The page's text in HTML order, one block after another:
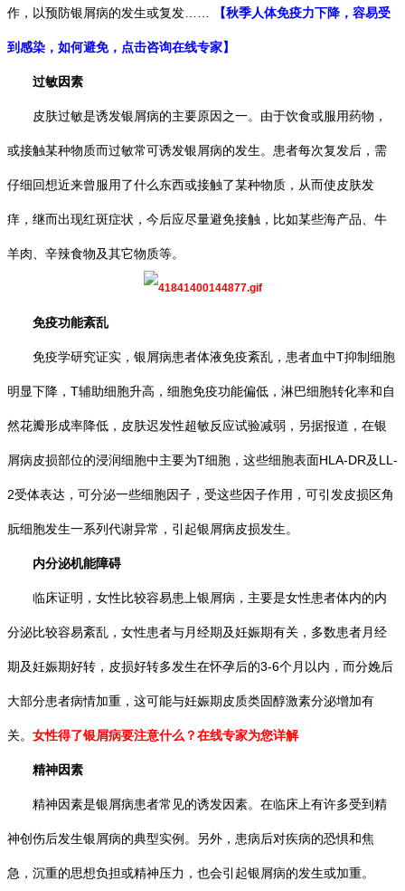
作，以预防银屑病的发生或复发…… 【秋季人体免疫力下降，容易受
到感染，如何避免，点击咨询在线专家】
过敏因素
皮肤过敏是诱发银屑病的主要原因之一。由于饮食或服用药物，
或接触某种物质而过敏常可诱发银屑病的发生。患者每次复发后，需
仔细回想近来曾服用了什么东西或接触了某种物质，从而使皮肤发
痒，继而出现红斑症状，今后应尽量避免接触，比如某些海产品、牛
羊肉、辛辣食物及其它物质等。
免疫功能紊乱
免疫学研究证实，银屑病患者体液免疫紊乱，患者血中T抑制细胞
明显下降，T辅助细胞升高，细胞免疫功能偏低，淋巴细胞转化率和自
然花瓣形成率降低，皮肤迟发性超敏反应试验减弱，另据报道，在银
屑病皮损部位的浸润细胞中主要为T细胞，这些细胞表面HLA-DR及LL-
2受体表达，可分泌一些细胞因子，受这些因子作用，可引发皮损区角
朊细胞发生一系列代谢异常，引起银屑病皮损发生。
内分泌机能障碍
临床证明，女性比较容易患上银屑病，主要是女性患者体内的内
分泌比较容易紊乱，女性患者与月经期及妊娠期有关，多数患者月经
期及妊娠期好转，皮损好转多发生在怀孕后的3-6个月以内，而分娩后
大部分患者病情加重，这可能与妊娠期皮质类固醇激素分泌增加有
关。 女性得了银屑病要注意什么？在线专家为您详解
精神因素
精神因素是银屑病患者常见的诱发因素。在临床上有许多受到精
神创伤后发生银屑病的典型实例。另外，患病后对疾病的恐惧和焦
急，沉重的思想负担或精神压力，也会引起银屑病的发生或加重。